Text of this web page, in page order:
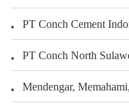
PT.Conch South